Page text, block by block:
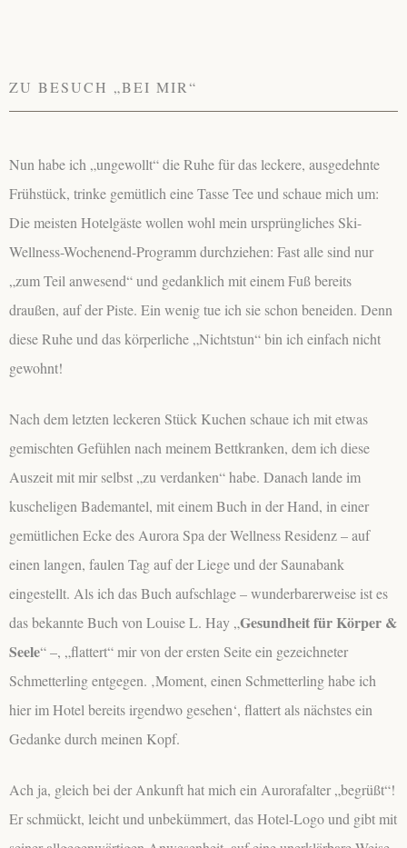
ZU BESUCH „BEI MIR“
Nun habe ich „ungewollt“ die Ruhe für das leckere, ausgedehnte
Frühstück, trinke gemütlich eine Tasse Tee und schaue mich um:
Die meisten Hotelgäste wollen wohl mein ursprüngliches Ski-
Wellness-Wochenend-Programm durchziehen: Fast alle sind nur
„zum Teil anwesend“ und gedanklich mit einem Fuß bereits
draußen, auf der Piste. Ein wenig tue ich sie schon beneiden. Denn
diese Ruhe und das körperliche „Nichtstun“ bin ich einfach nicht
gewohnt!
Nach dem letzten leckeren Stück Kuchen schaue ich mit etwas
gemischten Gefühlen nach meinem Bettkranken, dem ich diese
Auszeit mit mir selbst „zu verdanken“ habe. Danach lande im
kuscheligen Bademantel, mit einem Buch in der Hand, in einer
gemütlichen Ecke des Aurora Spa der Wellness Residenz – auf
einen langen, faulen Tag auf der Liege und der Saunabank
eingestellt. Als ich das Buch aufschlage – wunderbarerweise ist es
das bekannte Buch von Louise L. Hay „Gesundheit für Körper &
Seele“ –, „flattert“ mir von der ersten Seite ein gezeichneter
Schmetterling entgegen. ‚Moment, einen Schmetterling habe ich
hier im Hotel bereits irgendwo gesehen‘, flattert als nächstes ein
Gedanke durch meinen Kopf.
Ach ja, gleich bei der Ankunft hat mich ein Aurorafalter „begrüßt“!
Er schmückt, leicht und unbekümmert, das Hotel-Logo und gibt mit